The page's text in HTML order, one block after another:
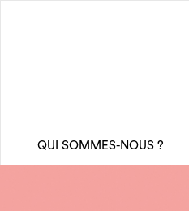
QUI SOMMES-NOUS ?